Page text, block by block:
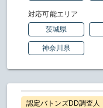
対応可能エリア
茨城県
神奈川県
認定バトンズDD調査人